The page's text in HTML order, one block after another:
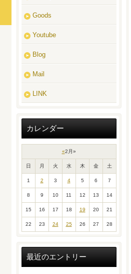
Goods
Youtube
Blog
Mail
LINK
カレンダー
«2月»
日 月 火 水 木 金 土
1 2 3 4 5 6 7
8 9 10 11 12 13 14
15 16 17 18 19 20 21
22 23 24 25 26 27 28
最近のエントリー